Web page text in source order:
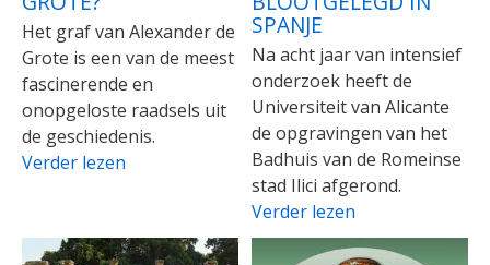
Het graf van Alexander de
Grote is een van de meest
fascinerende en
onopgeloste raadsels uit
de geschiedenis.
Verder lezen
SPANJE
Na acht jaar van intensief
onderzoek heeft de
Universiteit van Alicante
de opgravingen van het
Badhuis van de Romeinse
stad Ilici afgerond.
Verder lezen